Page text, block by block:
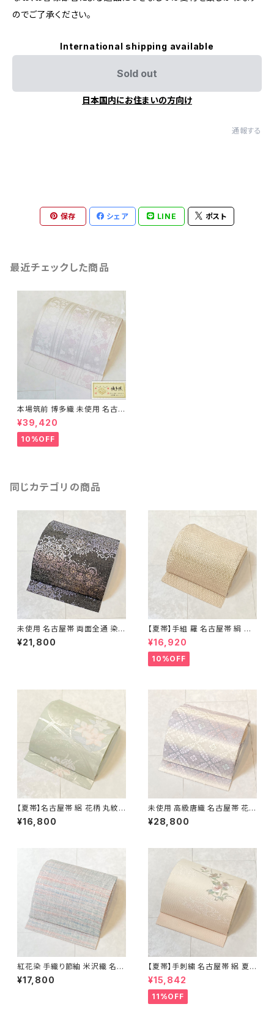
のでご了承ください。
International shipping available
Sold out
日本国内にお住まいの方向け
通報する
保存 シェア LINE ポスト
最近チェックした商品
本場筑前 博多織 未使用 名古屋
帯 正絹 博多帯 白 紫 432
¥39,420
10%OFF
同じカテゴリの商品
未使用 名古屋帯 両面全通 染め
帯 銀通し 金彩 華文 宝相華 正
絹 黒 青紫 赤紫 685
¥21,800
【夏帯】手組 羅 名古屋帯 絹 生
成り色 ピンク 黄緑 639
¥16,920
10%OFF
【夏帯】名古屋帯 絽 花柄 丸紋
絹 銀糸 黄緑 水色 ピンク パス
テル 542
¥16,800
未使用 高級唐織 名古屋帯 花菱
正絹 白 紫 パステルカラー 藤色
704
¥28,800
紅花染 手織り節紬 米沢織 名古
屋帯 正絹 ピンク 青 水色 629
¥17,800
【夏帯】手刺繍 名古屋帯 絽 夏
椿 絹 銀箔 白 クリーム ピンク
638
¥15,842
11%OFF